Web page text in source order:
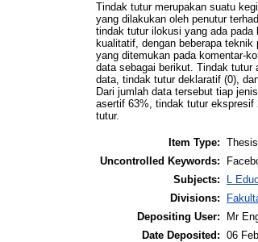
Tindak tutur merupakan suatu
yang dilakukan oleh penutur
tindak tutur ilokusi yang ada pada
kualitatif, dengan beberapa
yang ditemukan pada komentar-
data sebagai berikut. Tindak
data, tindak tutur deklaratif (0),
Dari jumlah data tersebut tiap
asertif 63%, tindak tutur
tutur.
Item Type:
Uncontrolled Keywords:
Subjects:
L
Divisions:
Depositing User:
Mr
Date Deposited: 06